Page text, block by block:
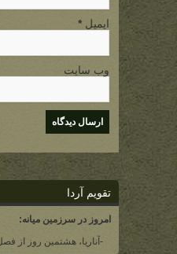
ایمیل *
وب سایت
تقویم آردا
امروز در سرزمین میانه:
-آناریا، هشتمین روز از